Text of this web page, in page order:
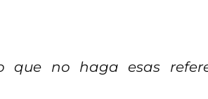
que no haga esas